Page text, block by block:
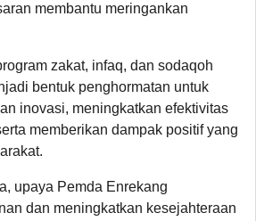
membantu meringankan
zakat, infaq, dan sodaqoh
bentuk penghormatan untuk
inovasi, meningkatkan efektivitas
memberikan dampak positif yang
upaya Pemda Enrekang
dan meningkatkan kesejahteraan